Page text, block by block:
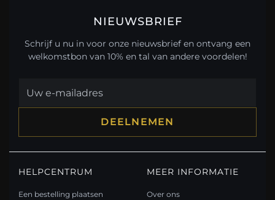
NIEUWSBRIEF
Schrijf u nu in voor onze nieuwsbrief en ontvang een
welkomstbon van 10% en tal van andere voordelen!
DEELNEMEN
HELPCENTRUM
Een bestelling plaatsen
MEER INFORMATIE
Over ons